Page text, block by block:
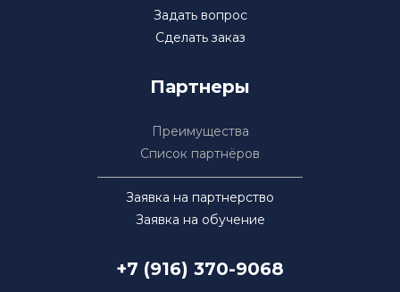
Задать вопрос
Сделать заказ
Партнеры
Преимущества
Список партнёров
Заявка на партнерство
Заявка на обучение
+7 (916) 370-9068